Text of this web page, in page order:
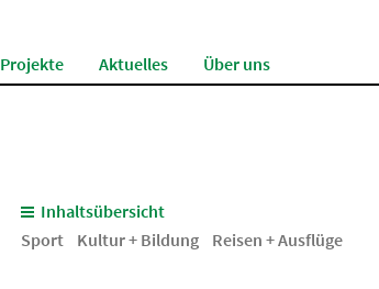
Projekte Aktuelles
Über uns
Inhaltsübersicht
Sport
Kultur + Bildung Reisen + Ausflüge